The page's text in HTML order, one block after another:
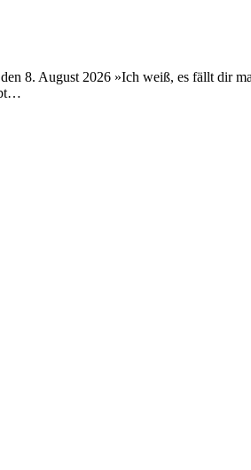
8. August 2026 »Ich weiß, es fällt dir